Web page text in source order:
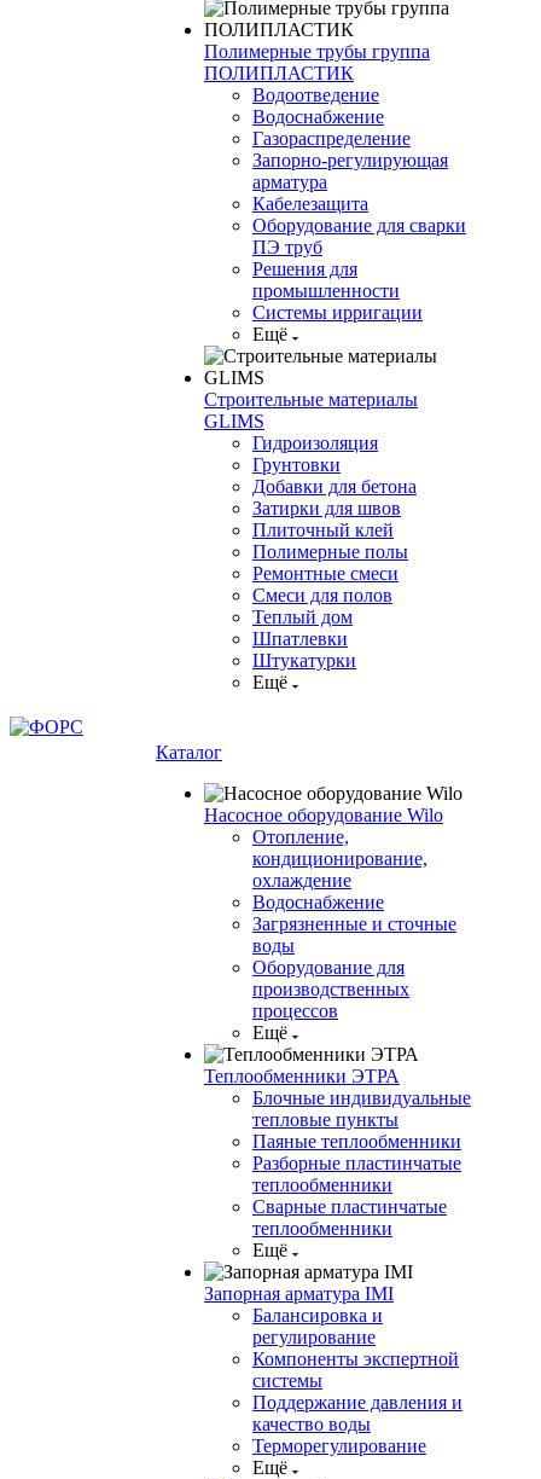
Полимерные трубы группа
ПОЛИПЛАСТИК
Водоотведение
Водоснабжение
Газораспределение
Запорно-регулирующая
арматура
Кабелезащита
Оборудование для сварки
ПЭ труб
Решения для
промышленности
Системы ирригации
Ещё
Строительные материалы
GLIMS
Гидроизоляция
Грунтовки
Добавки для бетона
Затирки для швов
Плиточный клей
Полимерные полы
Ремонтные смеси
Смеси для полов
Теплый дом
Шпатлевки
Штукатурки
Ещё
Каталог
Насосное оборудование Wilo
Отопление,
кондиционирование,
охлаждение
Водоснабжение
Загрязненные и сточные
воды
Оборудование для
производственных
процессов
Ещё
Теплообменники ЭТРА
Блочные индивидуальные
тепловые пункты
Паяные теплообменники
Разборные пластинчатые
теплообменники
Сварные пластинчатые
теплообменники
Ещё
Запорная арматура IMI
Балансировка и
регулирование
Компоненты экспертной
системы
Поддержание давления и
качество воды
Терморегулирование
Ещё